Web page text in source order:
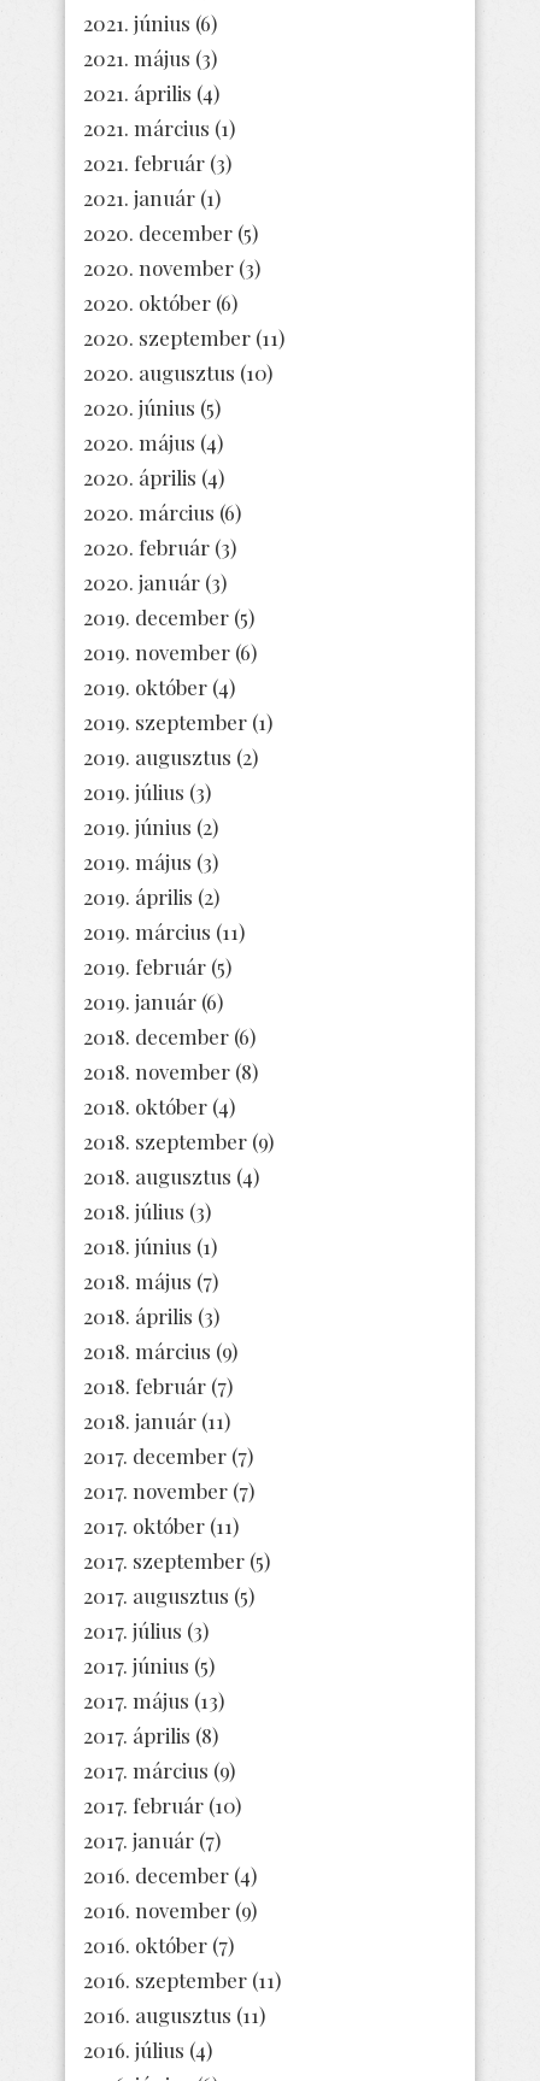
2021. június (6)
2021. május (3)
2021. április (4)
2021. március (1)
2021. február (3)
2021. január (1)
2020. december (5)
2020. november (3)
2020. október (6)
2020. szeptember (11)
2020. augusztus (10)
2020. június (5)
2020. május (4)
2020. április (4)
2020. március (6)
2020. február (3)
2020. január (3)
2019. december (5)
2019. november (6)
2019. október (4)
2019. szeptember (1)
2019. augusztus (2)
2019. július (3)
2019. június (2)
2019. május (3)
2019. április (2)
2019. március (11)
2019. február (5)
2019. január (6)
2018. december (6)
2018. november (8)
2018. október (4)
2018. szeptember (9)
2018. augusztus (4)
2018. július (3)
2018. június (1)
2018. május (7)
2018. április (3)
2018. március (9)
2018. február (7)
2018. január (11)
2017. december (7)
2017. november (7)
2017. október (11)
2017. szeptember (5)
2017. augusztus (5)
2017. július (3)
2017. június (5)
2017. május (13)
2017. április (8)
2017. március (9)
2017. február (10)
2017. január (7)
2016. december (4)
2016. november (9)
2016. október (7)
2016. szeptember (11)
2016. augusztus (11)
2016. július (4)